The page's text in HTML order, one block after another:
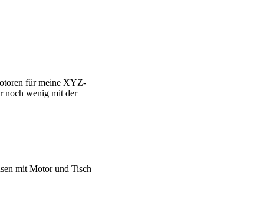
für meine XYZ-
noch wenig mit der